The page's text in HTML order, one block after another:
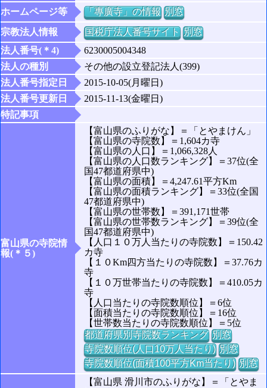
ホームページ等
「專廣寺」の情報 別窓
宗教法人情報
国税庁法人番号サイト 別窓
法人番号(＊4)
6230005004348
法人の種別
その他の設立登記法人(399)
法人番号指定日
2015-10-05(月曜日)
法人番号更新日
2015-11-13(金曜日)
特記事項
富山県の寺院情
報(＊５)
【富山県のふりがな】＝「とやまけん」
【富山県の寺院数】＝1,604カ寺
【富山県の人口】＝1,066,328人
【富山県の人口数ランキング】＝37位(全
国47都道府県中)
【富山県の面積】＝4,247.61平方Km
【富山県の面積ランキング】＝33位(全国
47都道府県中)
【富山県の世帯数】＝391,171世帯
【富山県の世帯数ランキング】＝39位(全
国47都道府県中)
【人口１０万人当たりの寺院数】＝150.42
カ寺
【１０Km四方当たりの寺院数】＝37.76カ
寺
【１０万世帯当たりの寺院数】＝410.05カ
寺
【人口当たりの寺院数順位】＝6位
【面積当たりの寺院数順位】＝16位
【世帯数当たりの寺院数順位】＝5位
都道府県別寺院数ランキング 別窓
寺院数順位(人口10万人当たり) 別窓
寺院数順位(面積100平方Km当たり) 別窓
【富山県 滑川市のふりがな】＝「とやま